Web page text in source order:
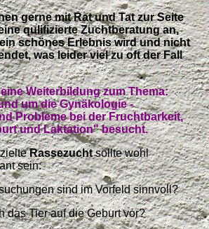
gerne mit Rat und Tat zur Seite
qulifizierte Zuchtberatung an,
schönes Erlebnis wird und nicht
was leider viel zu oft der Fall
Weiterbildung zum Thema:
um die Gynäkologie -
Probleme bei der Fruchtbarkeit,
und Laktation" besucht.
Rassezuchtsollte wohl
sein:
sind im Vorfeld sinnvoll?
das Tier auf die Geburt vor?